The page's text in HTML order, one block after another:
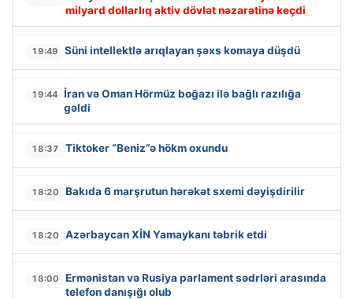
milyard dollarlıq aktiv dövlət nəzarətinə keçdi
19:49 Süni intellektlə arıqlayan şəxs komaya düşdü
19:44 İran və Oman Hörmüz boğazı ilə bağlı razılığa
gəldi
18:37 Tiktoker “Beniz”ə hökm oxundu
18:20 Bakıda 6 marşrutun hərəkət sxemi dəyişdirilir
18:20 Azərbaycan XİN Yamaykanı təbrik etdi
18:00
Ermənistan və Rusiya parlament sədrləri arasında
telefon danışığı olub